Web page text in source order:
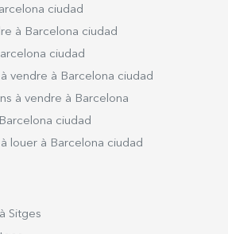
ciudad
à Barcelona ciudad
ciudad
vendre à Barcelona ciudad
à vendre à Barcelona
ciudad
louer à Barcelona ciudad
Sitges
choix personnels de l'utilisateur
nous pouvons connaître les
sur le site Web et afficher des
de navigation de l'utilisateur.